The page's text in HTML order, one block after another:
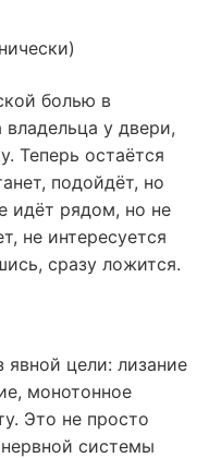
болью в
у двери,
Теперь остаётся
подойдёт, но
идёт рядом, но не
не интересуется
сразу ложится.
цели: лизание
монотонное
Это не просто
системы